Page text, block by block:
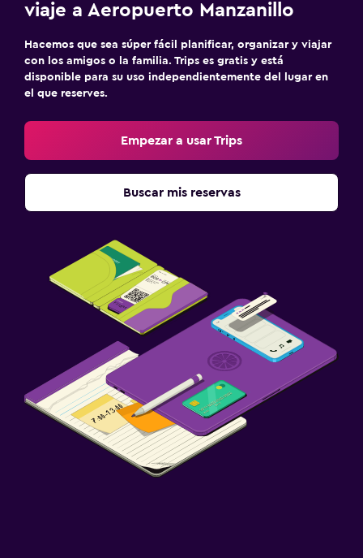
viaje a Aeropuerto Manzanillo
Hacemos que sea súper fácil planificar, organizar y viajar
con los amigos o la familia. Trips es gratis y está
disponible para su uso independientemente del lugar en
el que reserves.
Empezar a usar Trips
Buscar mis reservas